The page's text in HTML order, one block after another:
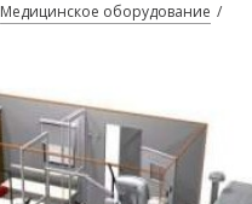
Медицинское оборудование